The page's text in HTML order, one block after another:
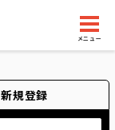
メニュー
新規登録